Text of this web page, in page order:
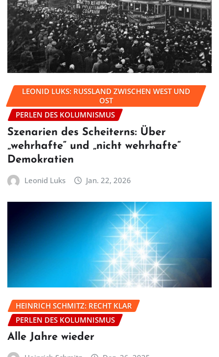
LEONID LUKS: RUSSLAND ZWISCHEN WEST UND
OST
PERLEN DES KOLUMNISMUS
Szenarien des Scheiterns: Über
„wehrhafte“ und „nicht wehrhafte“
Demokratien
Leonid Luks Jan. 22, 2026
HEINRICH SCHMITZ: RECHT KLAR
PERLEN DES KOLUMNISMUS
Alle Jahre wieder